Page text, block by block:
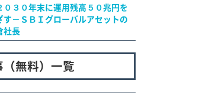
０３０年末に運用残高５０兆円を
す－ＳＢＩグローバルアセットの
社長
（無料）一覧